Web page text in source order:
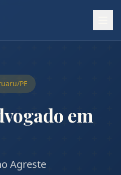
/PE
em
Agreste